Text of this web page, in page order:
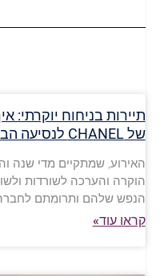
תיירות בניחוח
של CHANEL לנסיעה הבאה שלכם?
האירוע, שמתקיים מדי שנה
הוקרה והערכה לשורדות
הנפש שלהם ותרומתם
קראו עוד»